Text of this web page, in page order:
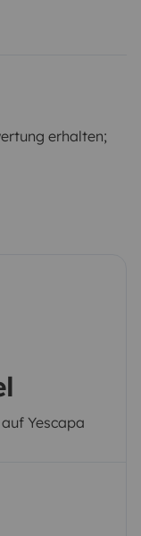
erhalten;
Yescapa